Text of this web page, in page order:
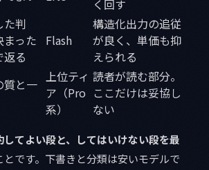
く回す
た判
まった
返る
Flash
構造化出力の追従
が良く、単価も抑
えられる
質と一 上位ティ
ア（Pro
系）
読者が読む部分。
ここだけは妥協し
ない
してよい段と、してはいけない段を最
とです。下書きと分類は安いモデルで